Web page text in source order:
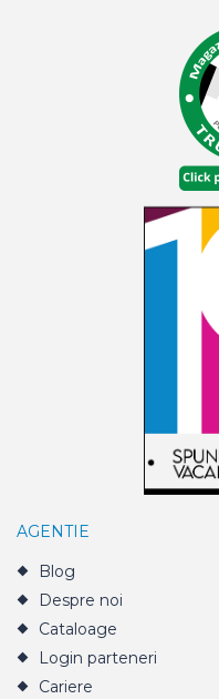
AGENTIE
Blog
Despre noi
Cataloage
Login parteneri
Cariere